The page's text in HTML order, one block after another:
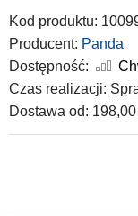
Kod produktu:
Producent: Panda
Dostępność:
Czas realizacji:
Dostawa od: 198,00